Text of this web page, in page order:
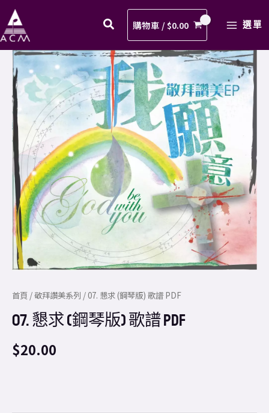
Skip
to
content
購物車 /$0.00
MENU
選單
首頁 /敬拜讚美系列 / 07. 懇求 (鋼琴版) 歌譜 PDF
07. 懇求 (鋼琴版) 歌譜 PDF
$20.00
07.
懇
求
(鋼
琴
版)
歌
譜
PDF
數
量
(鋼
琴
版)
歌
譜
PDF
數
量